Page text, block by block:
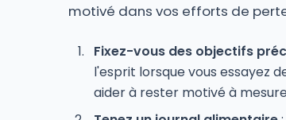
motivé dans vos efforts de
Fixez-vous des objectifs
l'esprit lorsque vous essayez
aider à rester motivé à